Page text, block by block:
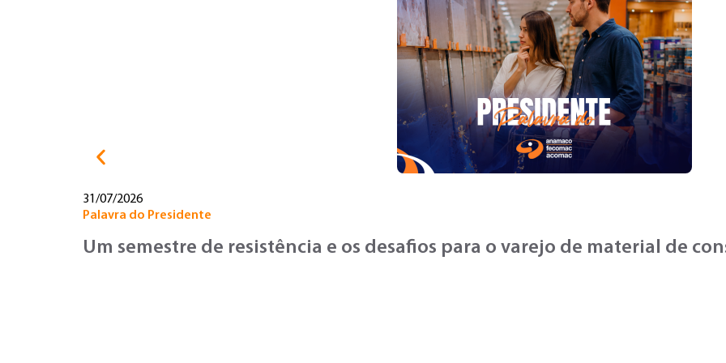
31/07/2026
Palavra do Presidente
Um semestre de resistência e os desafios para o varejo de material de